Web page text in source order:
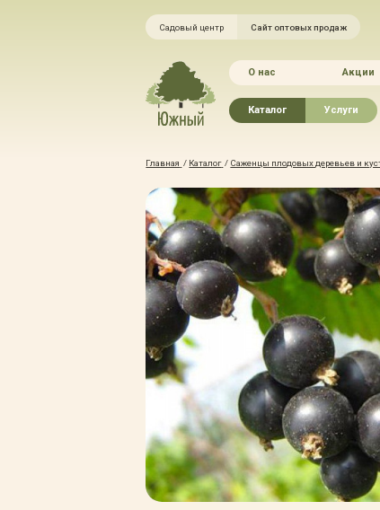
Садовый центр Сайт оптовых продаж
О нас Акции
Каталог
Хвойные растения
Плодово-ягодные растения
Лиственные растения
Цветы
Водные растения
Растения вертикального
озеленения
Формованные растения
Экостория
Товары для сада
Грунты, удобрения, отсыпка
Зимние товары
Крупномеры
Консультации специалистов
Полезная литература
Прайс-листы
Услуги
Зелёный
Зимние
Уход за садом
Портфолио
Прайс-листы
Правила
Доставка
Оплата
Гарантии
Автополив
Главная / Каталог / Саженцы плодовых деревьев и